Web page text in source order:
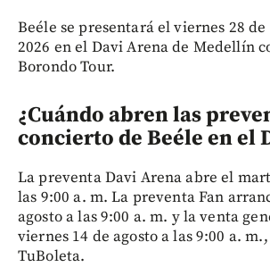
Beéle se presentará el viernes 28
2026 en el Davi Arena de Medellín
Borondo Tour.
¿Cuándo abren las
concierto de Beéle en el
La preventa Davi Arena abre el
las 9:00 a. m. La preventa Fan
agosto a las 9:00 a. m. y la venta
viernes 14 de agosto a las 9:00 a.
TuBoleta.